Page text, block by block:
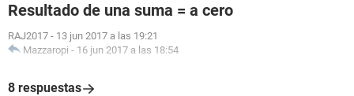
Resultado de una suma = a cero
RAJ2017 - 13 jun 2017 a las 19:21
Mazzaropi - 16 jun 2017 a las 18:54
8 respuestas